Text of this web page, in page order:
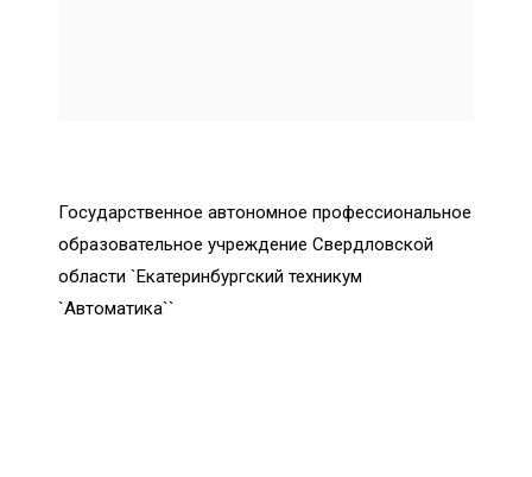
Государственное автономное профессиональное
образовательное учреждение Свердловской
области `Екатеринбургский техникум
`Автоматика``